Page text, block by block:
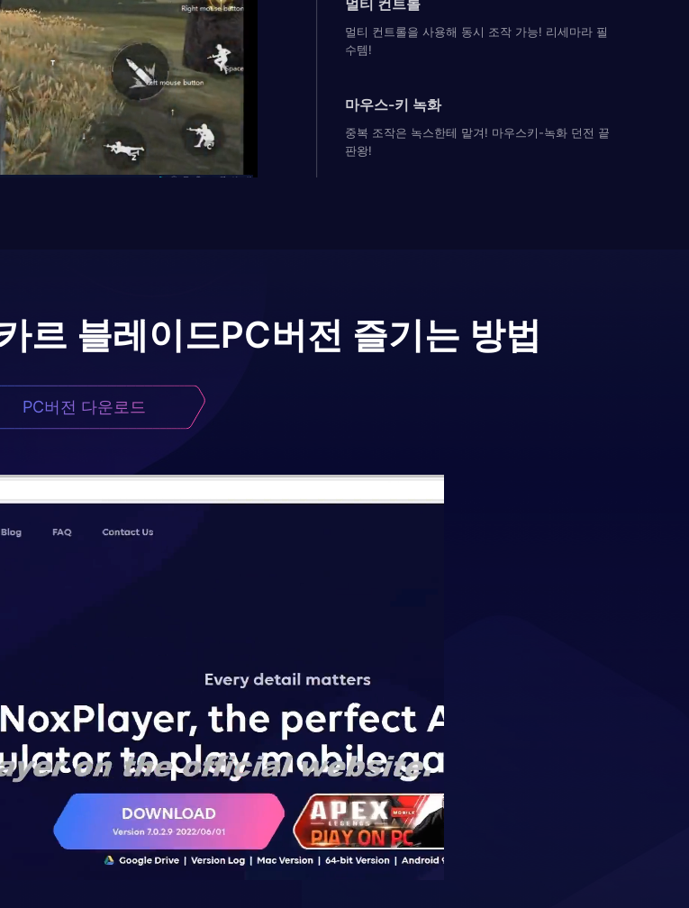
멀티 컨트롤을 사용해 동시 조작 가능! 리세마라 필
수템!
마우스-키 녹화
중복 조작은 녹스한테 맡겨! 마우스키-녹화 던전 끝
판왕!
르 블레이드PC버전 즐기는 방법
PC버전 다운로드